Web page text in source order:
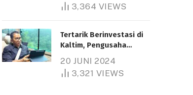
3,364 VIEWS
Tertarik Berinvestasi di
Kaltim, Pengusaha
1.000 Hektare
20 JUNI 2024
3,321 VIEWS